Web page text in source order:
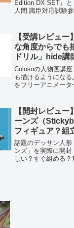
Edition DX SET』
人間 識臣対応試験
【受講レビュ
な角度からでも
ドリル」hide講
がわかる！
Colosoの人物画講
も描けるようになる
をフリーアニメータ
正直にレビューしま
【開封レビュ
ーンズ（
フィギュア？組
説（可動編あり
話題のデッサン人
ンズ」を実際に開
しい？すぐ組める